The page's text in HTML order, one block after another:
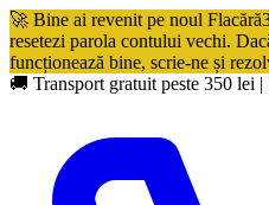
🚀 Bine ai revenit pe noul
resetezi parola contului vechi.
funcționează bine, scrie-ne și
🚚 Transport gratuit peste 350 lei |